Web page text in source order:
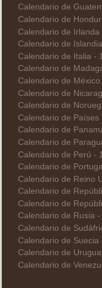
Calendario de
Calendario de
Calendario de Irlanda
Calendario de
Calendario de Italia -
Calendario de
Calendario de
Calendario de
Calendario de
Calendario de Países
Calendario de
Calendario de
Calendario de Perú -
Calendario de
Calendario de Reino
Calendario de
Calendario de
Calendario de Rusia -
Calendario de
Calendario de Suecia
Calendario de
Calendario de